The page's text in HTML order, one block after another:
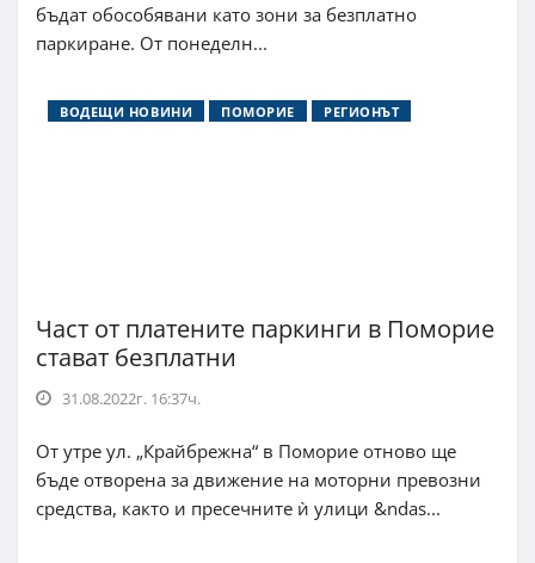
бъдат обособявани като зони за безплатно
паркиране. От понеделн...
ВОДЕЩИ НОВИНИ ПОМОРИЕ РЕГИОНЪТ
Част от платените паркинги в Поморие
стават безплатни
31.08.2022г. 16:37ч.
От утре ул. „Крайбрежна“ в Поморие отново ще
бъде отворена за движение на моторни превозни
средства, както и пресечните ѝ улици &ndas...